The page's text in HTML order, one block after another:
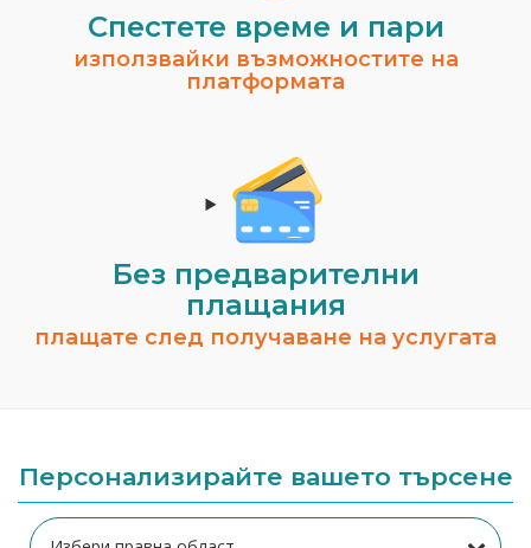
Спестeте време и пари
използвайки възможностите на
платформата
Без предварителни
плащания
плащате след получаване на услугата
Персонализирайте вашето търсене